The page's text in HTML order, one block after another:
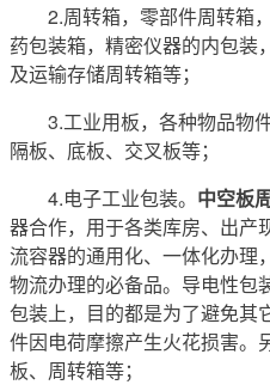
2.周转箱，零部件周转箱，
药包装箱，精密仪器的内包装
及运输存储周转箱等；
3.工业用板，各种物品物件
隔板、底板、交叉板等；
4.电子工业包装。 中空板
器合作，用于各类库房、出产
流容器的通用化、一体化办理
物流办理的必备品。导电性包
包装上，目的都是为了避免其
件因电荷摩擦产生火花损害。
板、周转箱等；